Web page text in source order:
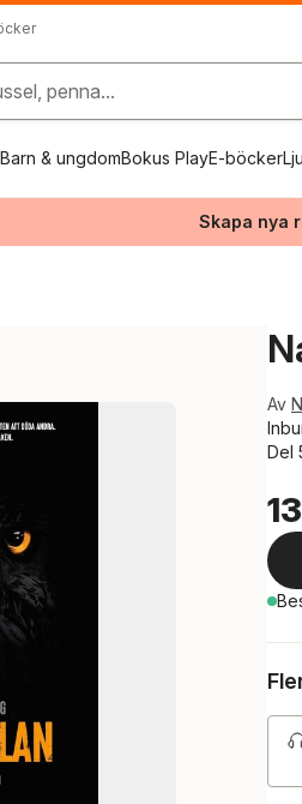
penna...
Barn & ungdomBokus PlayE-böcker
Skapa nya
Av
Del